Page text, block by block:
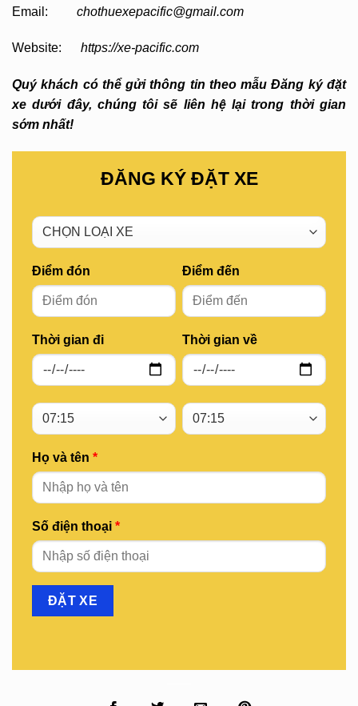
Email: chothuexepacific@gmail.com
Website: https://xe-pacific.com
Quý khách có thể gửi thông tin theo mẫu Đăng ký đặt
xe dưới đây, chúng tôi sẽ liên hệ lại trong thời gian
sớm nhất!
ĐĂNG KÝ ĐẶT XE
Điểm đón
Thời gian đi
Điểm đến
Thời gian về
Họ và tên *
Số điện thoại *